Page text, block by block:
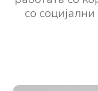
со